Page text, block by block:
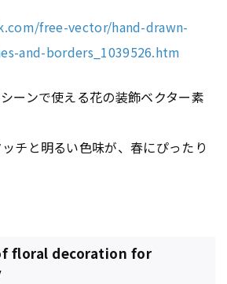
free-vector/hand-drawn-
and-borders_1039526.htm
ーンで使える花の装飾ベクター素
チと明るい色味が、春にぴったり
floral decoration for